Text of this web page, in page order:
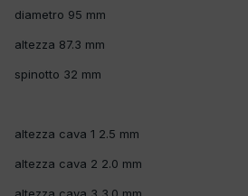
diametro 95 mm
altezza 87.3 mm
spinotto 32 mm
altezza cava 1 2.5 mm
altezza cava 2 2.0 mm
altezza cava 3 3.0 mm